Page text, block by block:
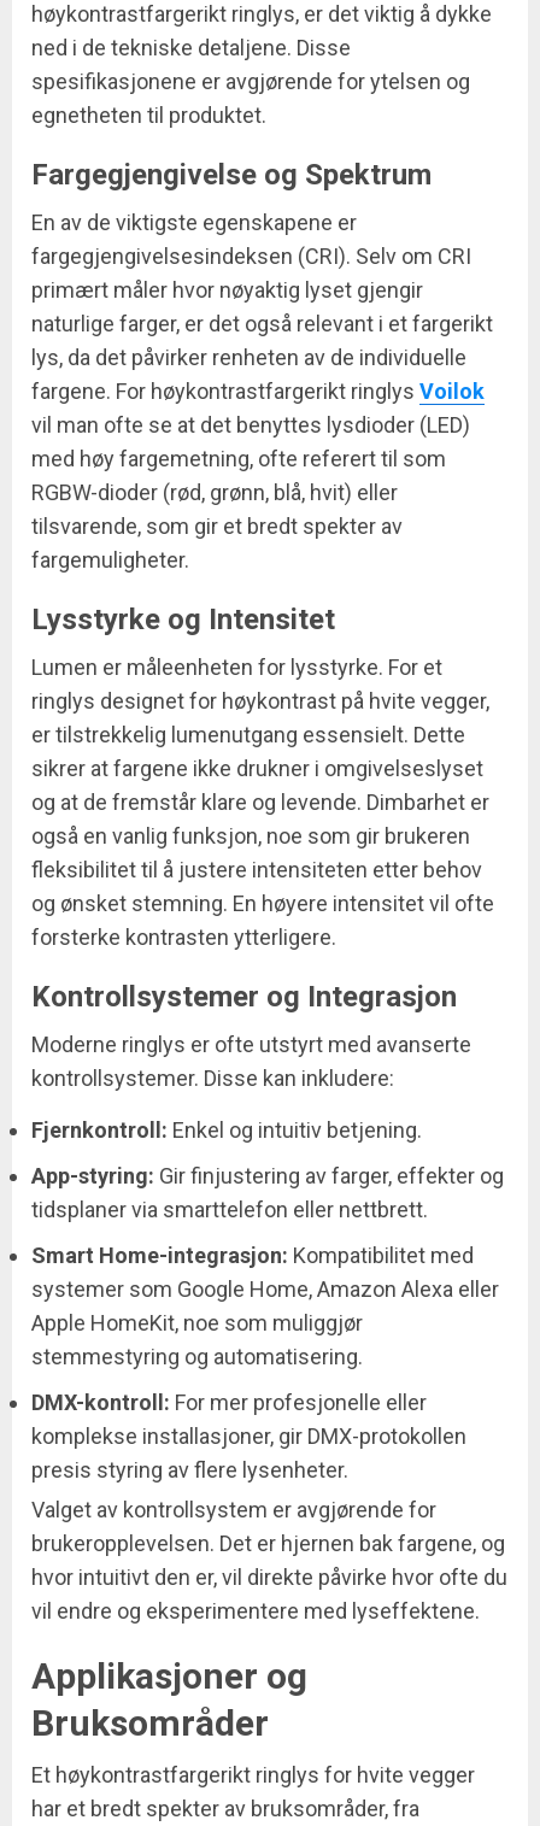
høykontrastfargerikt ringlys, er det viktig å dykke
ned i de tekniske detaljene. Disse
spesifikasjonene er avgjørende for ytelsen og
egnetheten til produktet.
Fargegjengivelse og Spektrum
En av de viktigste egenskapene er
fargegjengivelsesindeksen (CRI). Selv om CRI
primært måler hvor nøyaktig lyset gjengir
naturlige farger, er det også relevant i et fargerikt
lys, da det påvirker renheten av de individuelle
fargene. For høykontrastfargerikt ringlys Voilok
vil man ofte se at det benyttes lysdioder (LED)
med høy fargemetning, ofte referert til som
RGBW-dioder (rød, grønn, blå, hvit) eller
tilsvarende, som gir et bredt spekter av
fargemuligheter.
Lysstyrke og Intensitet
Lumen er måleenheten for lysstyrke. For et
ringlys designet for høykontrast på hvite vegger,
er tilstrekkelig lumenutgang essensielt. Dette
sikrer at fargene ikke drukner i omgivelseslyset
og at de fremstår klare og levende. Dimbarhet er
også en vanlig funksjon, noe som gir brukeren
fleksibilitet til å justere intensiteten etter behov
og ønsket stemning. En høyere intensitet vil ofte
forsterke kontrasten ytterligere.
Kontrollsystemer og Integrasjon
Moderne ringlys er ofte utstyrt med avanserte
kontrollsystemer. Disse kan inkludere:
Fjernkontroll: Enkel og intuitiv betjening.
App-styring: Gir finjustering av farger, effekter og
tidsplaner via smarttelefon eller nettbrett.
Smart Home-integrasjon: Kompatibilitet med
systemer som Google Home, Amazon Alexa eller
Apple HomeKit, noe som muliggjør
stemmestyring og automatisering.
DMX-kontroll: For mer profesjonelle eller
komplekse installasjoner, gir DMX-protokollen
presis styring av flere lysenheter.
Valget av kontrollsystem er avgjørende for
brukeropplevelsen. Det er hjernen bak fargene, og
hvor intuitivt den er, vil direkte påvirke hvor ofte du
vil endre og eksperimentere med lyseffektene.
Applikasjoner og
Bruksområder
Et høykontrastfargerikt ringlys for hvite vegger
har et bredt spekter av bruksområder, fra